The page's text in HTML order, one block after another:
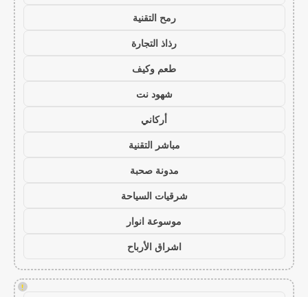
رمح التقنية
رذاذ التجارة
طعم وكيف
شهود نت
أركاني
مباشر التقنية
مدونة صحبة
شرقيات السياحة
موسوعة انوار
اشراق الأرباح
!